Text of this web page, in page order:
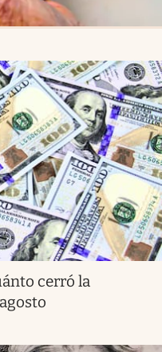
cerró la